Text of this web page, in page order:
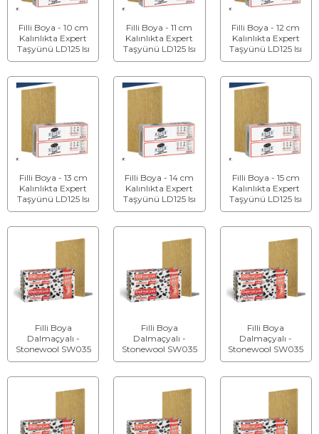
Filli Boya - 10 cm
Kalınlıkta Expert
Taşyünü LD125 Isı
Yalıtım Levhası
Filli Boya - 11 cm
Kalınlıkta Expert
Taşyünü LD125 Isı
Yalıtım Levhası
Filli Boya - 12 cm
Kalınlıkta Expert
Taşyünü LD125 Isı
Yalıtım Levhası
Filli Boya - 13 cm
Kalınlıkta Expert
Taşyünü LD125 Isı
Yalıtım Levhası
Filli Boya - 14 cm
Kalınlıkta Expert
Taşyünü LD125 Isı
Yalıtım Levhası
Filli Boya - 15 cm
Kalınlıkta Expert
Taşyünü LD125 Isı
Yalıtım Levhası
Filli Boya
Dalmaçyalı -
Stonewool SW035
Taşyünü Isı Yalıtım
Filli Boya
Dalmaçyalı -
Stonewool SW035
Taşyünü Isı Yalıtım
Filli Boya
Dalmaçyalı -
Stonewool SW035
Taşyünü Isı Yalıtım